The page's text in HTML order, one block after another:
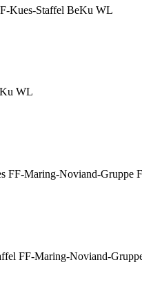
Kues-Staffel BeKu WL
WL
Maring-Noviand-Gruppe
FF-Maring-Noviand-